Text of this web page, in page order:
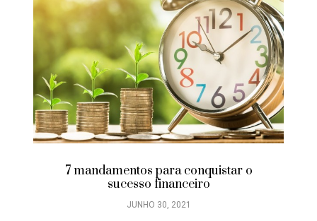
7 mandamentos para conquistar o
sucesso financeiro
JUNHO 30, 2021